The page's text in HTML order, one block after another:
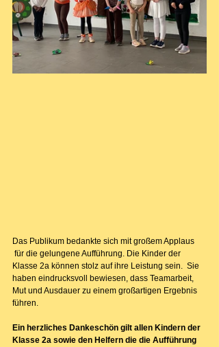
Das Publikum bedankte sich mit großem Applaus
für die gelungene Aufführung. Die Kinder der
Klasse 2a können stolz auf ihre Leistung sein.  Sie
haben eindrucksvoll bewiesen, dass Teamarbeit,
Mut und Ausdauer zu einem großartigen Ergebnis
führen.
Ein herzliches Dankeschön gilt allen Kindern der
Klasse 2a sowie den Helfern die die Aufführung